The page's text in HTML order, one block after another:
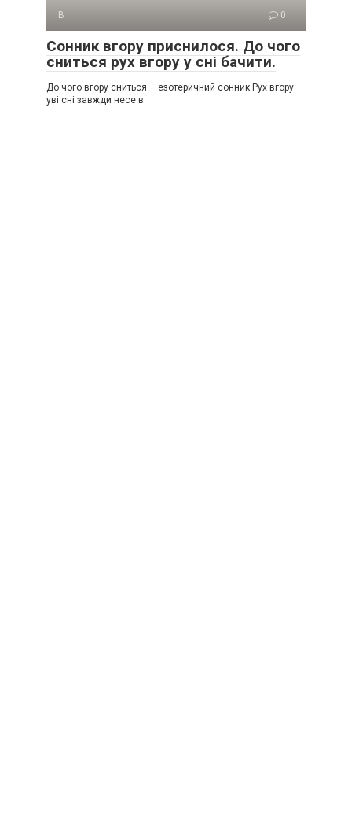
В 0
Сонник вгору приснилося. До чого
сниться рух вгору у сні бачити.
До чого вгору сниться – езотеричний сонник Рух вгору
уві сні завжди несе в